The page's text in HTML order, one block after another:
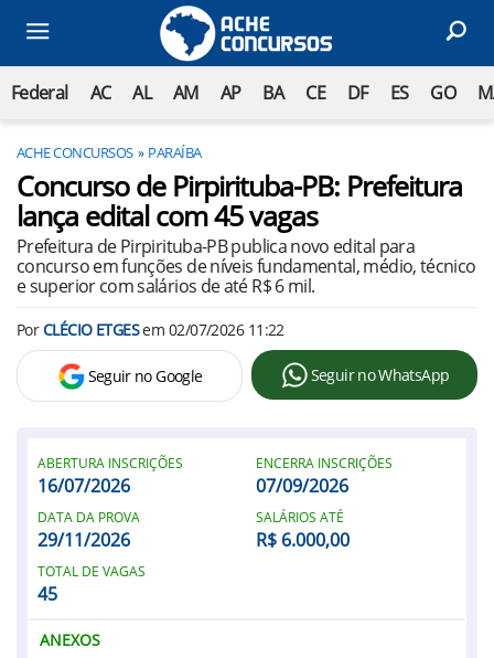
Federal AC AL AM AP BA CE DF ES GO
ACHE CONCURSOS PARAÍBA
Concurso de Pirpirituba-PB: Prefeitura
lança edital com 45 vagas
Prefeitura de Pirpirituba-PB publica novo edital para
concurso em funções de níveis fundamental, médio, técnico
e superior com salários de até R$ 6 mil.
PorCLÉCIO ETGESem 02/07/2026 11:22
Seguir no Google Seguir no WhatsApp
ABERTURA INSCRIÇÕES
16/07/2026
ENCERRA INSCRIÇÕES
07/09/2026
DATA DA PROVA
29/11/2026
SALÁRIOS ATÉ
R$ 6.000,00
TOTAL DE VAGAS
45
ANEXOS